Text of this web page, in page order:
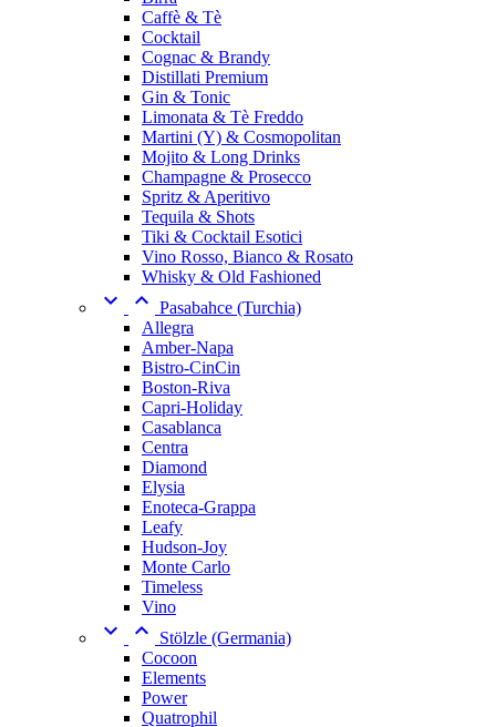
Caffè & Tè
Cocktail
Cognac & Brandy
Distillati Premium
Gin & Tonic
Limonata & Tè Freddo
Martini (Y) & Cosmopolitan
Mojito & Long Drinks
Champagne & Prosecco
Spritz & Aperitivo
Tequila & Shots
Tiki & Cocktail Esotici
Vino Rosso, Bianco & Rosato
Whisky & Old Fashioned
  Pasabahce (Turchia)
Allegra
Amber-Napa
Bistro-CinCin
Boston-Riva
Capri-Holiday
Casablanca
Centra
Diamond
Elysia
Enoteca-Grappa
Leafy
Hudson-Joy
Monte Carlo
Timeless
Vino
 
Stölzle (Germania)
Cocoon
Elements
Power
Quatrophil